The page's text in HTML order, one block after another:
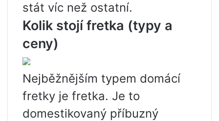
stát víc než ostatní.
Kolik stojí fretka (typy a
ceny)
Nejběžnějším typem domácí
fretky je fretka. Je to
domestikovaný příbuzný